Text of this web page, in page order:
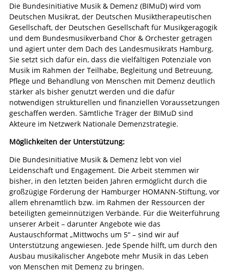
Die Bundesinitiative Musik & Demenz (BIMuD) wird vom
Deutschen Musikrat, der Deutschen Musiktherapeutischen
Gesellschaft, der Deutschen Gesellschaft für Musikgeragogik
und dem Bundesmusikverband Chor & Orchester getragen
und agiert unter dem Dach des Landesmusikrats Hamburg.
Sie setzt sich dafür ein, dass die vielfältigen Potenziale von
Musik im Rahmen der Teilhabe, Begleitung und Betreuung,
Pflege und Behandlung von Menschen mit Demenz deutlich
stärker als bisher genutzt werden und die dafür
notwendigen strukturellen und finanziellen Voraussetzungen
geschaffen werden. Sämtliche Träger der BIMuD sind
Akteure im Netzwerk Nationale Demenzstrategie.
Möglichkeiten der Unterstützung:
Die Bundesinitiative Musik & Demenz lebt von viel
Leidenschaft und Engagement. Die Arbeit stemmen wir
bisher, in den letzten beiden Jahren ermöglicht durch die
großzügige Förderung der Hamburger HOMANN-Stiftung, vor
allem ehrenamtlich bzw. im Rahmen der Ressourcen der
beteiligten gemeinnützigen Verbände. Für die Weiterführung
unserer Arbeit – darunter Angebote wie das
Austauschformat „Mittwochs um 5“ – sind wir auf
Unterstützung angewiesen. Jede Spende hilft, um durch den
Ausbau musikalischer Angebote mehr Musik in das Leben
von Menschen mit Demenz zu bringen.